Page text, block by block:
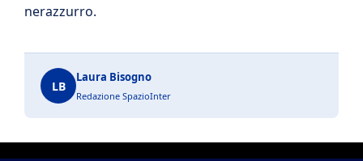
nerazzurro.
LB
Laura Bisogno
Redazione SpazioInter